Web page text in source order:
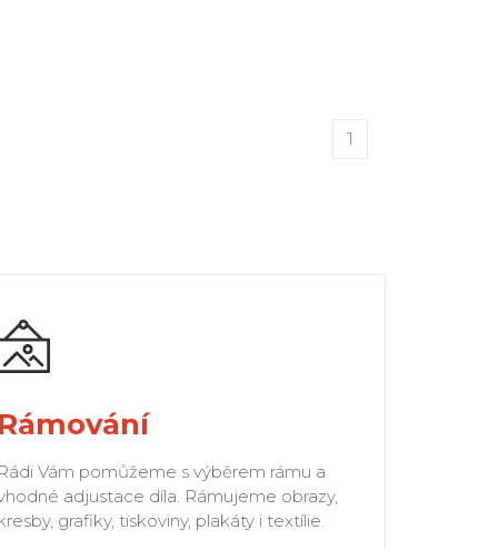
1
Rámování
Rádi Vám pomůžeme s výběrem rámu a
adjustace díla. Rámujeme obrazy,
grafiky, tiskoviny, plakáty i textílie.